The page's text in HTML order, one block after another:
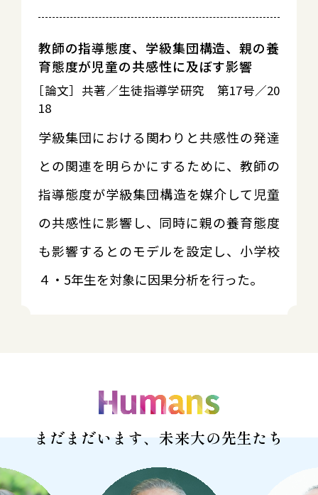
教師の指導態度、学級集団構造、親の養
育態度が児童の共感性に及ぼす影響
［論文］共著／生徒指導学研究 第17号／20
18
学級集団における関わりと共感性の発達
との関連を明らかにするために、教師の
指導態度が学級集団構造を媒介して児童
の共感性に影響し、同時に親の養育態度
も影響するとのモデルを設定し、小学校
４・5年生を対象に因果分析を行った。
まだまだいます、未来大の先生たち